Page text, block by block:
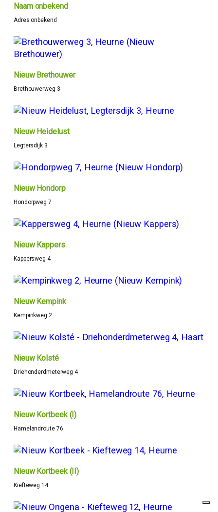
Naam onbekend
Adres onbekend
Nieuw Brethouwer
Brethouwerweg 3
Nieuw Heidelust
Legtersdijk 3
Nieuw Hondorp
Hondorpweg 7
Nieuw Kappers
Kappersweg 4
Nieuw Kempink
Kempinkweg 2
Nieuw Kolsté
Driehonderdmeterweg 4
Nieuw Kortbeek (I)
Hamelandroute 76
Nieuw Kortbeek (II)
Kiefteweg 14